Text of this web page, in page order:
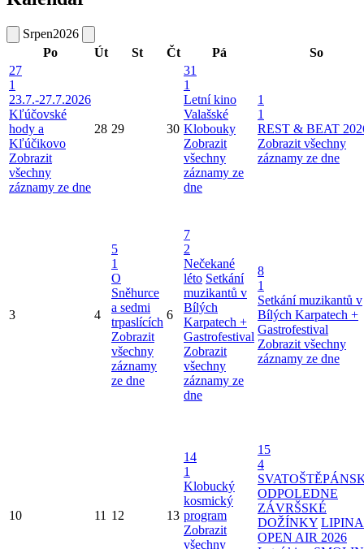
Srpen2026
Po
Út St Čt Pá
So
27
1
23.7.-27.7.2026
Kľúčovské
hody a
Kľúčikovo
Zobrazit
všechny
záznamy ze dne
28 29 30
31
1
Letní kino
Valašské
Klobouky
Zobrazit
všechny
záznamy ze
dne
1
1
REST & BEAT
Zobrazit všechny
záznamy ze dne
3 4
5
1
O
Sněhurce
a sedmi
trpaslících
Zobrazit
všechny
záznamy
ze dne
6
7
2
Nečekané
léto Setkání
muzikantů v
Bílých
Karpatech +
Gastrofestival
Zobrazit
všechny
záznamy ze
dne
8
1
Setkání muzikantů v
Bílých Karpatech +
Gastrofestival
Zobrazit všechny
záznamy ze dne
10 11 12 13
14
1
Klobucký
kosmický
program
Zobrazit
všechny
15
4
ODPOLEDNE
ZÁVRŠSKÉ
DOŽÍNKY LIPINA
OPEN AIR 2026